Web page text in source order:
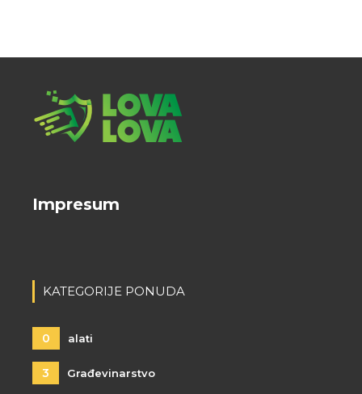
Impresum
KATEGORIJE PONUDA
0 alati
3 Građevinarstvo